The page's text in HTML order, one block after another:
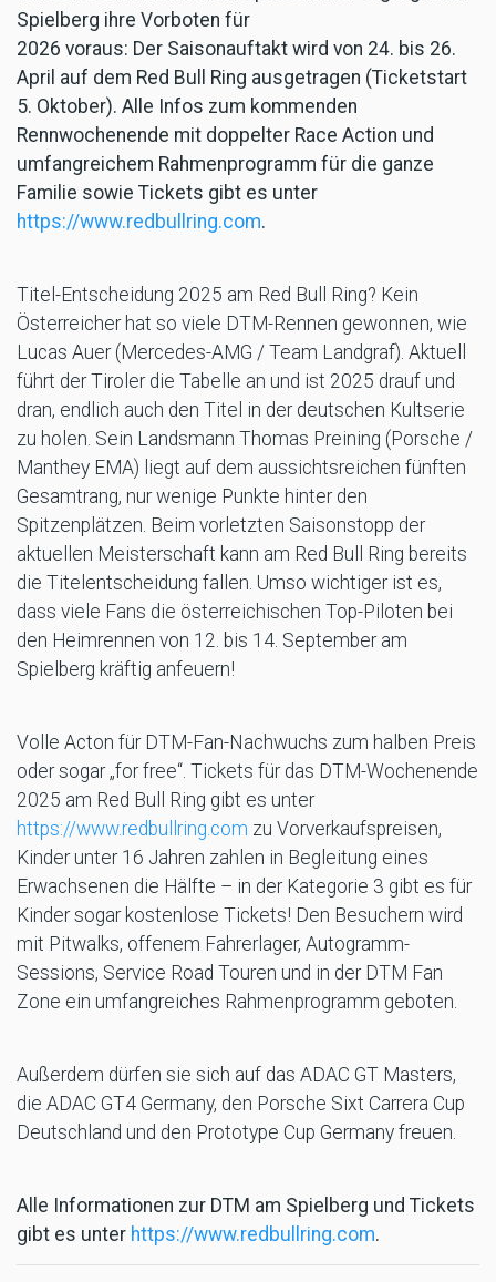
Spielberg ihre Vorboten für
2026 voraus: Der Saisonauftakt wird von 24. bis 26.
April auf dem Red Bull Ring ausgetragen (Ticketstart
5. Oktober). Alle Infos zum kommenden
Rennwochenende mit doppelter Race Action und
umfangreichem Rahmenprogramm für die ganze
Familie sowie Tickets gibt es unter
https://www.redbullring.com.
Titel-Entscheidung 2025 am Red Bull Ring? Kein
Österreicher hat so viele DTM-Rennen gewonnen, wie
Lucas Auer (Mercedes-AMG / Team Landgraf). Aktuell
führt der Tiroler die Tabelle an und ist 2025 drauf und
dran, endlich auch den Titel in der deutschen Kultserie
zu holen. Sein Landsmann Thomas Preining (Porsche /
Manthey EMA) liegt auf dem aussichtsreichen fünften
Gesamtrang, nur wenige Punkte hinter den
Spitzenplätzen. Beim vorletzten Saisonstopp der
aktuellen Meisterschaft kann am Red Bull Ring bereits
die Titelentscheidung fallen. Umso wichtiger ist es,
dass viele Fans die österreichischen Top-Piloten bei
den Heimrennen von 12. bis 14. September am
Spielberg kräftig anfeuern!
Volle Acton für DTM-Fan-Nachwuchs zum halben Preis
oder sogar „for free“. Tickets für das DTM-Wochenende
2025 am Red Bull Ring gibt es unter
https://www.redbullring.com zu Vorverkaufspreisen,
Kinder unter 16 Jahren zahlen in Begleitung eines
Erwachsenen die Hälfte – in der Kategorie 3 gibt es für
Kinder sogar kostenlose Tickets! Den Besuchern wird
mit Pitwalks, offenem Fahrerlager, Autogramm-
Sessions, Service Road Touren und in der DTM Fan
Zone ein umfangreiches Rahmenprogramm geboten.
Außerdem dürfen sie sich auf das ADAC GT Masters,
die ADAC GT4 Germany, den Porsche Sixt Carrera Cup
Deutschland und den Prototype Cup Germany freuen.
Alle Informationen zur DTM am Spielberg und Tickets
gibt es unter https://www.redbullring.com.